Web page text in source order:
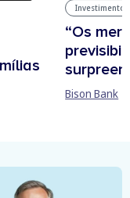
Investimentos
“Os
Bison Bank